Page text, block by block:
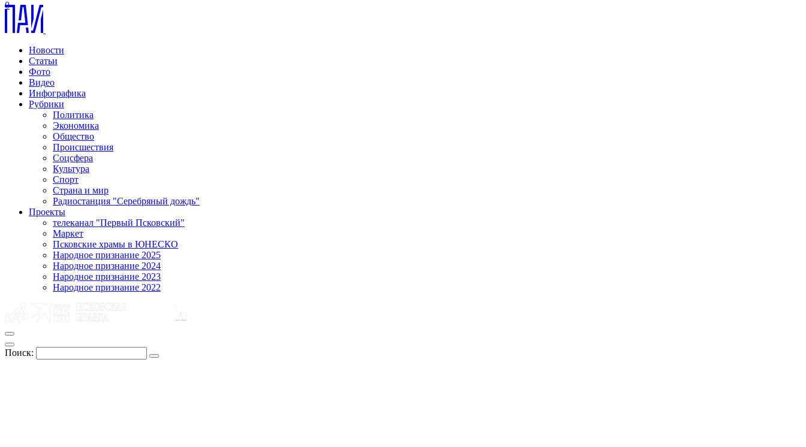
Новости
Статьи
Фото
Видео
Инфографика
Рубрики
Политика
Экономика
Общество
Происшествия
Соцсфера
Культура
Спорт
Страна и мир
Радиостанция "Серебряный дождь"
Проекты
телеканал "Первый Псковский"
Маркет
Псковские храмы в ЮНЕСКО
Народное признание 2025
Народное признание 2024
Народное признание 2023
Народное признание 2022
Поиск:
0